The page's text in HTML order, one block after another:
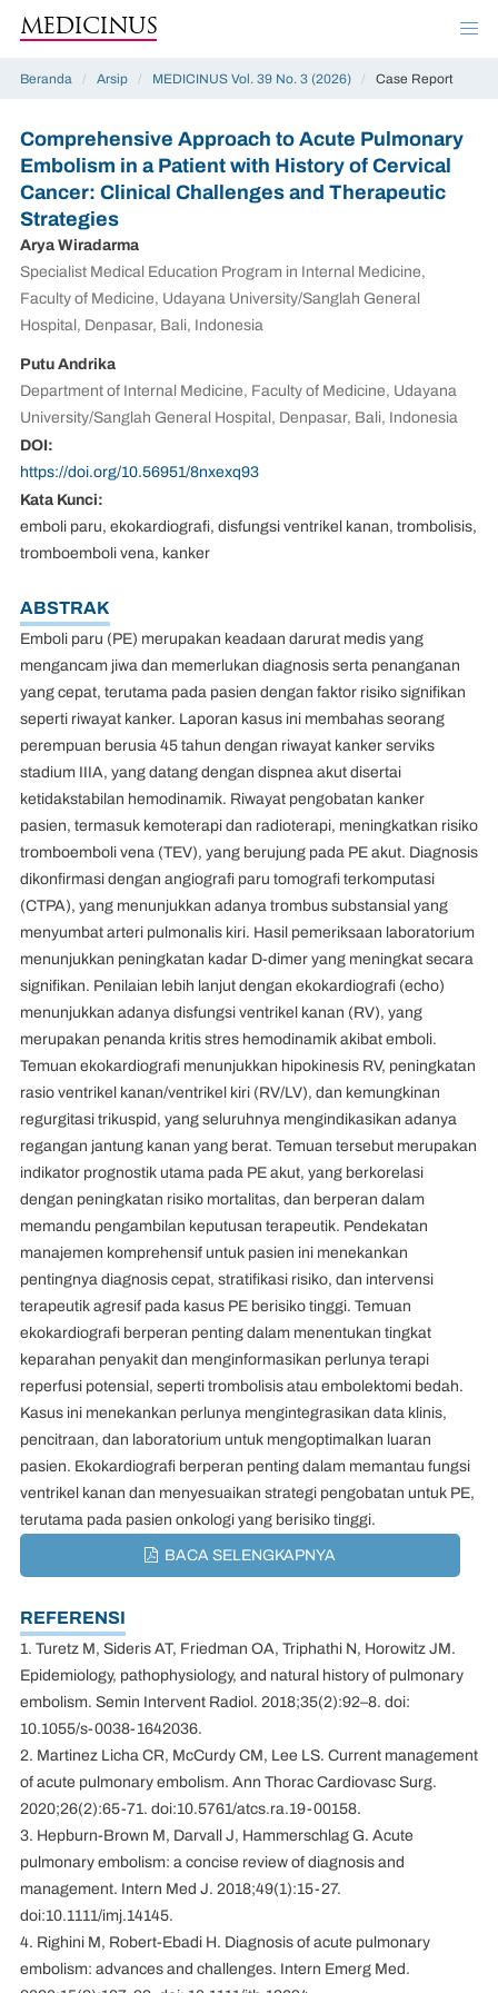
MEDICINUS
Beranda / Arsip / MEDICINUS Vol. 39 No. 3 (2026) / Case Report
Comprehensive Approach to Acute Pulmonary
Embolism in a Patient with History of Cervical
Cancer: Clinical Challenges and Therapeutic
Strategies
Arya Wiradarma
Specialist Medical Education Program in Internal Medicine,
Faculty of Medicine, Udayana University/Sanglah General
Hospital, Denpasar, Bali, Indonesia
Putu Andrika
Department of Internal Medicine, Faculty of Medicine, Udayana
University/Sanglah General Hospital, Denpasar, Bali, Indonesia
DOI:
https://doi.org/10.56951/8nxexq93
Kata Kunci:
emboli paru, ekokardiografi, disfungsi ventrikel kanan, trombolisis,
tromboemboli vena, kanker
ABSTRAK
Emboli paru (PE) merupakan keadaan darurat medis yang
mengancam jiwa dan memerlukan diagnosis serta penanganan
yang cepat, terutama pada pasien dengan faktor risiko signifikan
seperti riwayat kanker. Laporan kasus ini membahas seorang
perempuan berusia 45 tahun dengan riwayat kanker serviks
stadium IIIA, yang datang dengan dispnea akut disertai
ketidakstabilan hemodinamik. Riwayat pengobatan kanker
pasien, termasuk kemoterapi dan radioterapi, meningkatkan risiko
tromboemboli vena (TEV), yang berujung pada PE akut. Diagnosis
dikonfirmasi dengan angiografi paru tomografi terkomputasi
(CTPA), yang menunjukkan adanya trombus substansial yang
menyumbat arteri pulmonalis kiri. Hasil pemeriksaan laboratorium
menunjukkan peningkatan kadar D-dimer yang meningkat secara
signifikan. Penilaian lebih lanjut dengan ekokardiografi (echo)
menunjukkan adanya disfungsi ventrikel kanan (RV), yang
merupakan penanda kritis stres hemodinamik akibat emboli.
Temuan ekokardiografi menunjukkan hipokinesis RV, peningkatan
rasio ventrikel kanan/ventrikel kiri (RV/LV), dan kemungkinan
regurgitasi trikuspid, yang seluruhnya mengindikasikan adanya
regangan jantung kanan yang berat. Temuan tersebut merupakan
indikator prognostik utama pada PE akut, yang berkorelasi
dengan peningkatan risiko mortalitas, dan berperan dalam
memandu pengambilan keputusan terapeutik. Pendekatan
manajemen komprehensif untuk pasien ini menekankan
pentingnya diagnosis cepat, stratifikasi risiko, dan intervensi
terapeutik agresif pada kasus PE berisiko tinggi. Temuan
ekokardiografi berperan penting dalam menentukan tingkat
keparahan penyakit dan menginformasikan perlunya terapi
reperfusi potensial, seperti trombolisis atau embolektomi bedah.
Kasus ini menekankan perlunya mengintegrasikan data klinis,
pencitraan, dan laboratorium untuk mengoptimalkan luaran
pasien. Ekokardiografi berperan penting dalam memantau fungsi
ventrikel kanan dan menyesuaikan strategi pengobatan untuk PE,
terutama pada pasien onkologi yang berisiko tinggi.
BACA SELENGKAPNYA
REFERENSI
1. Turetz M, Sideris AT, Friedman OA, Triphathi N, Horowitz JM.
Epidemiology, pathophysiology, and natural history of pulmonary
embolism. Semin Intervent Radiol. 2018;35(2):92–8. doi:
10.1055/s-0038-1642036.
2. Martinez Licha CR, McCurdy CM, Lee LS. Current management
of acute pulmonary embolism. Ann Thorac Cardiovasc Surg.
2020;26(2):65-71. doi:10.5761/atcs.ra.19-00158.
3. Hepburn-Brown M, Darvall J, Hammerschlag G. Acute
pulmonary embolism: a concise review of diagnosis and
management. Intern Med J. 2018;49(1):15-27.
doi:10.1111/imj.14145.
4. Righini M, Robert-Ebadi H. Diagnosis of acute pulmonary
embolism: advances and challenges. Intern Emerg Med.